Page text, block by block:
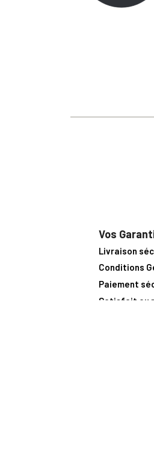
Vos
Livraison
Conditions
Paiement
Satisfait ou